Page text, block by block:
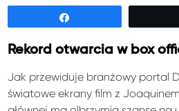
Rekord otwarcia w box
Jak przewiduje branżowy portal
światowe ekrany film z